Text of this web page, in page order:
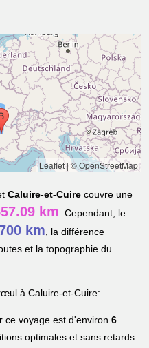
Leaflet| © OpenStreetMap
Caluire-et-Cuire couvre une
km. Cependant, le
700 km, la différence
et la topographie du
à Caluire-et-Cuire:
ce voyage est d'environ6
optimales et sans retards